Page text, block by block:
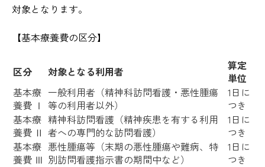
対象となります。
【基本療養費の区分】
区分 対象となる利用者
算定
単位
基本療
養費 Ⅰ
一般利用者（精神科訪問看護・悪性腫瘍
等の利用者以外）
1日に
つき
基本療
養費 Ⅱ
精神科訪問看護（精神疾患を有する利用
者への専門的な訪問看護）
1日に
つき
基本療
養費 Ⅲ
悪性腫瘍等（末期の悪性腫瘍や難病、特
別訪問看護指示書の期間中など）
1日に
つき